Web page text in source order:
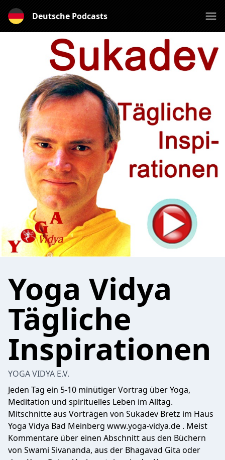
Deutsche Podcasts
Yoga Vidya
Tägliche
Inspirationen
YOGA VIDYA E.V.
Jeden Tag ein 5-10 minütiger Vortrag über Yoga,
Meditation und spirituelles Leben im Alltag.
Mitschnitte aus Vorträgen von Sukadev Bretz im Haus
Yoga Vidya Bad Meinberg www.yoga-vidya.de . Meist
Kommentare über einen Abschnitt aus den Büchern
von Swami Sivananda, aus der Bhagavad Gita oder